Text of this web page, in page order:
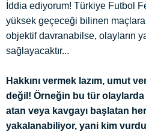
İddia ediyorum! Türkiye Futbol
yüksek geçeceği bilinen
objektif davranabilse, olayların
sağlayacaktır...
Hakkını vermek lazım, umut
değil! Örneğin bu tür olaylarda
atan veya kavgayı başlatan
yakalanabiliyor, yani kim